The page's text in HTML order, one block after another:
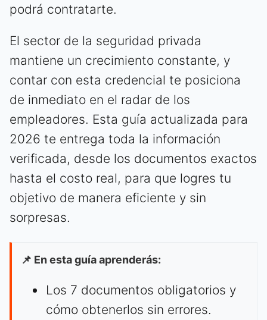
podrá contratarte.
El sector de la seguridad privada
mantiene un crecimiento constante, y
contar con esta credencial te posiciona
de inmediato en el radar de los
empleadores. Esta guía actualizada para
2026 te entrega toda la información
verificada, desde los documentos exactos
hasta el costo real, para que logres tu
objetivo de manera eficiente y sin
sorpresas.
📌 En esta guía aprenderás:
Los 7 documentos obligatorios y
cómo obtenerlos sin errores.